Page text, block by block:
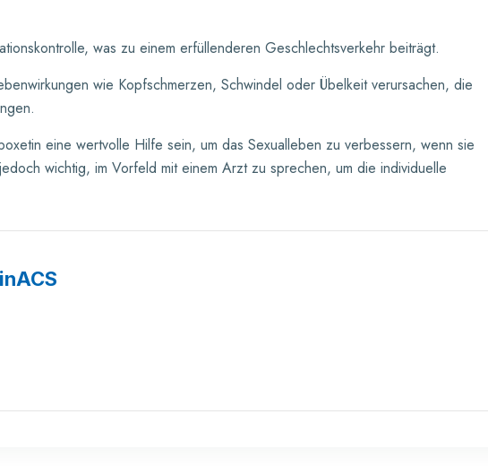
was zu einem erfüllenderen Geschlechtsverkehr beiträgt.
wie Kopfschmerzen, Schwindel oder Übelkeit verursachen, die
eine wertvolle Hilfe sein, um das Sexualleben zu verbessern, wenn sie
wichtig, im Vorfeld mit einem Arzt zu sprechen, um die individuelle